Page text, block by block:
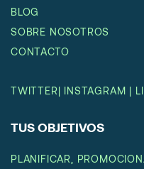
BLOG
SOBRE NOSOTROS
CONTACTO
TWITTER| INSTAGRAM |
TUS OBJETIVOS
PLANIFICAR,